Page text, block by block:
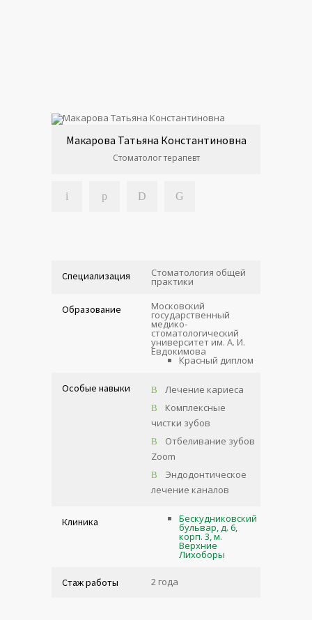
Макарова Татьяна Константиновна
Стоматолог терапевт
Специализация Стоматология общей
практики
Образование Московский
государственный
медико-
стоматологический
университет им. А. И.
Евдокимова
Красный диплом
Особые навыки
Лечение кариеса
Комплексные
чистки зубов
Отбеливание зубов
Zoom
Эндодонтическое
лечение каналов
Клиника Бескудниковский
бульвар, д. 6,
корп. 3, м.
Верхние
Лихоборы
Стаж работы 2 года